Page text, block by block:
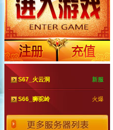
新服
S67_火云洞
火爆
S66_狮驼岭